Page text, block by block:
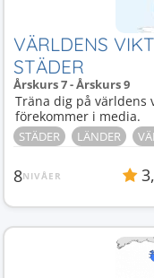
VÄRLDENS
STÄDER
Årskurs 7 - Årskurs 9
Träna dig på världens
förekommer i media.
STÄDER LÄNDER
8NIVÅER